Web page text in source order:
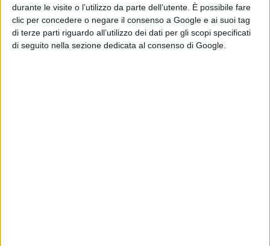
durante le visite o l’utilizzo da parte dell’utente. È possibile fare
clic per concedere o negare il consenso a Google e ai suoi tag
di terze parti riguardo all’utilizzo dei dati per gli scopi specificati
di seguito nella sezione dedicata al consenso di Google.